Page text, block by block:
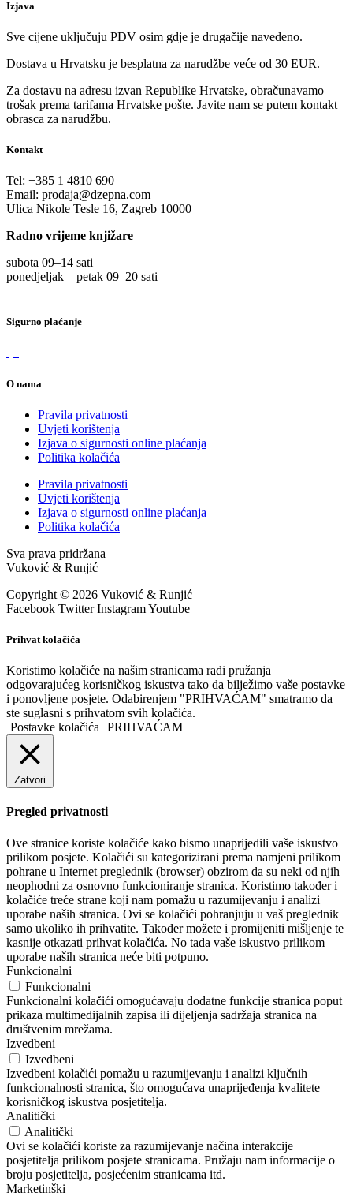
Izjava
Sve cijene uključuju PDV osim gdje je drugačije navedeno.
Dostava u Hrvatsku je besplatna za narudžbe veće od 30 EUR.
Za dostavu na adresu izvan Republike Hrvatske, obračunavamo
trošak prema tarifama Hrvatske pošte. Javite nam se putem kontakt
obrasca za narudžbu.
Kontakt
Tel: +385 1 4810 690
Email: prodaja@dzepna.com
Ulica Nikole Tesle 16, Zagreb 10000
Radno vrijeme knjižare
subota 09–14 sati
ponedjeljak – petak 09–20 sati
Sigurno plaćanje
O nama
Pravila privatnosti
Uvjeti korištenja
Izjava o sigurnosti online plaćanja
Politika kolačića
Pravila privatnosti
Uvjeti korištenja
Izjava o sigurnosti online plaćanja
Politika kolačića
Sva prava pridržana
Vuković & Runjić
Copyright © 2026 Vuković & Runjić
Facebook Twitter InstagramYoutube
Prihvat kolačića
Koristimo kolačiće na našim stranicama radi pružanja
odgovarajućeg korisničkog iskustva tako da bilježimo vaše postavke
i ponovljene posjete. Odabirenjem "PRIHVAĆAM" smatramo da
ste suglasni s prihvatom svih kolačića.
Postavke kolačića
PRIHVAĆAM
Zatvori
Pregled privatnosti
Ove stranice koriste kolačiće kako bismo unaprijedili vaše iskustvo
prilikom posjete. Kolačići su kategorizirani prema namjeni prilikom
pohrane u Internet preglednik (browser) obzirom da su neki od njih
neophodni za osnovno funkcioniranje stranica. Koristimo također i
kolačiće treće strane koji nam pomažu u razumijevanju i analizi
uporabe naših stranica. Ovi se kolačići pohranjuju u vaš preglednik
samo ukoliko ih prihvatite. Također možete i promijeniti mišljenje te
kasnije otkazati prihvat kolačića. No tada vaše iskustvo prilikom
uporabe naših stranica neće biti potpuno.
Funkcionalni
Funkcionalni
Funkcionalni kolačići omogućavaju dodatne funkcije stranica poput
prikaza multimedijalnih zapisa ili dijeljenja sadržaja stranica na
društvenim mrežama.
Izvedbeni
Izvedbeni
Izvedbeni kolačići pomažu u razumijevanju i analizi ključnih
funkcionalnosti stranica, što omogućava unaprijeđenja kvalitete
korisničkog iskustva posjetitelja.
Analitički
Analitički
Ovi se kolačići koriste za razumijevanje načina interakcije
posjetitelja prilikom posjete stranicama. Pružaju nam informacije o
broju posjetitelja, posjećenim stranicama itd.
Marketinški